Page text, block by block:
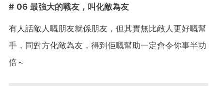
# 06 最強大的戰友，叫化敵為友
有人話敵人嘅朋友就係朋友，但其實無比敵人更好嘅幫
手，同對方化敵為友，得到佢嘅幫助一定會令你事半功
倍～